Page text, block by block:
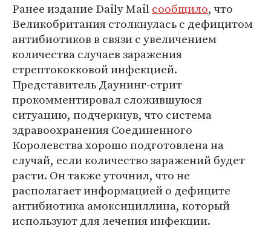
Ранее издание Daily Mailсообщило, что
Великобритания столкнулась с дефицитом
антибиотиков в связи с увеличением
количества случаев заражения
стрептококковой инфекцией.
Представитель Даунинг-стрит
прокомментировал сложившуюся
ситуацию, подчеркнув, что система
здравоохранения Соединенного
Королевства хорошо подготовлена на
случай, если количество заражений будет
расти. Он также уточнил, что не
располагает информацией о дефиците
антибиотика амоксициллина, который
используют для лечения инфекции.